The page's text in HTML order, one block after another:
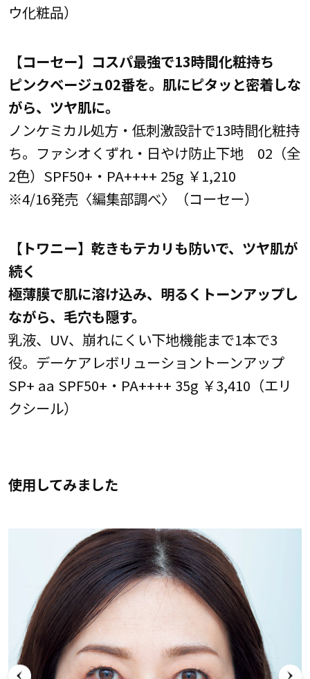
ウ化粧品）
【コーセー】コスパ最強で13時間化粧持ち
ピンクベージュ02番を。肌にピタッと密着しな
がら、ツヤ肌に。
ノンケミカル処方・低刺激設計で13時間化粧持
ち。ファシオくずれ・日やけ防止下地 02（全
2色）SPF50+・PA++++ 25g ￥1,210
※4/16発売〈編集部調べ〉（コーセー）
【トワニー】乾きもテカリも防いで、ツヤ肌が
続く
極薄膜で肌に溶け込み、明るくトーンアップし
ながら、毛穴も隠す。
乳液、UV、崩れにくい下地機能まで1本で3
役。デーケアレボリューショントーンアップ
SP+ aa SPF50+・PA++++ 35g ￥3,410（エリ
クシール）
使用してみました